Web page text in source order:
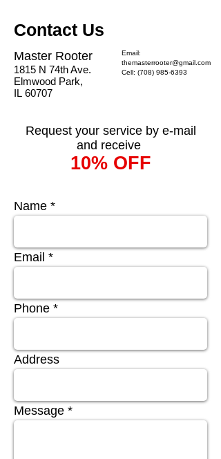
Contact Us
Master Rooter
1815 N 74th Ave.
Elmwood Park,
IL 60707
Email:
themasterrooter@gmail.com
Cell: (708) 985-6393
Request your service by e-mail
and receive
10% OFF
Name
Email
Phone
Address
Message